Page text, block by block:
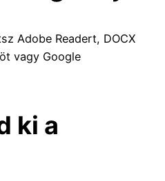
Adobe Readert, DOCX
vagy Google
ki a